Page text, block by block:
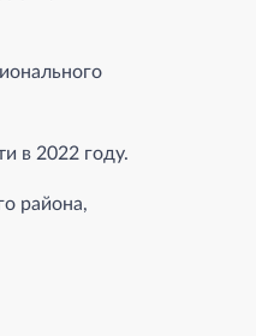
в 2022 году.
района,